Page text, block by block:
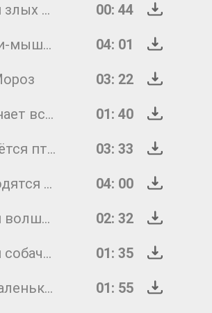
Песня злых кошек
00: 44
Кошки-мышки
04: 01
03: 22
Это знает всякий
01: 40
Не поётся птицам без небес
03: 33
Где водятся волшебники
04: 00
Песня волшебника Сулеймана
02: 32
Умная собачка Соня
01: 35
Мы маленькие дети - нам хочется гулять!
01: 55